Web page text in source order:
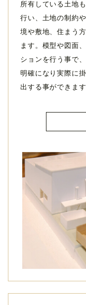
所有している土地
行い、土地の制約
境や敷地、住まう
ます。模型や図面
ションを行う事で
明確になり実際に
出する事ができます